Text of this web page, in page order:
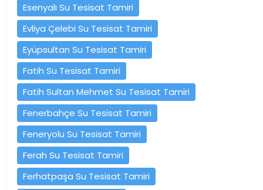
Esenyalı Su Tesisat Tamiri
Evliya Çelebi Su Tesisat Tamiri
Eyüpsultan Su Tesisat Tamiri
Fatih Su Tesisat Tamiri
Fatih Sultan Mehmet Su Tesisat Tamiri
Fenerbahçe Su Tesisat Tamiri
Feneryolu Su Tesisat Tamiri
Ferah Su Tesisat Tamiri
Ferhatpaşa Su Tesisat Tamiri